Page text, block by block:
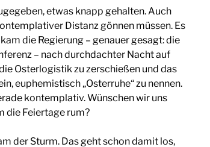
etwas knapp gehalten. Auch
Distanz gönnen müssen. Es
die Regierung – genauer gesagt: die
– nach durchdachter Nacht auf
Osterlogistik zu zerschießen und das
euphemistisch „Osterruhe“ zu nennen.
kontemplativ. Wünschen wir uns
die Feiertage rum?
der Sturm. Das geht schon damit los,